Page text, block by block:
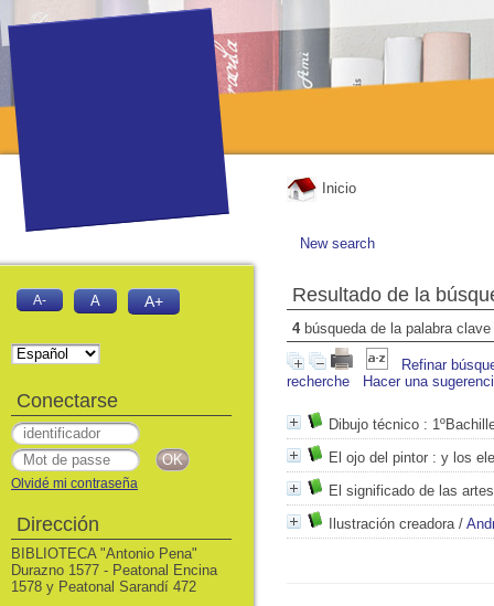
Inicio
New search
Resultado de la
4búsqueda de la palabra clave
Refinar
recherche
Hacer una
Dibujo técnico :
El ojo del pintor : y los
El significado de las
Ilustración creadora/
A- A A+
Conectarse
Olvidé mi contraseña
Dirección
BIBLIOTECA "Antonio Pena"
Durazno 1577 - Peatonal Encina
1578 y Peatonal Sarandí 472